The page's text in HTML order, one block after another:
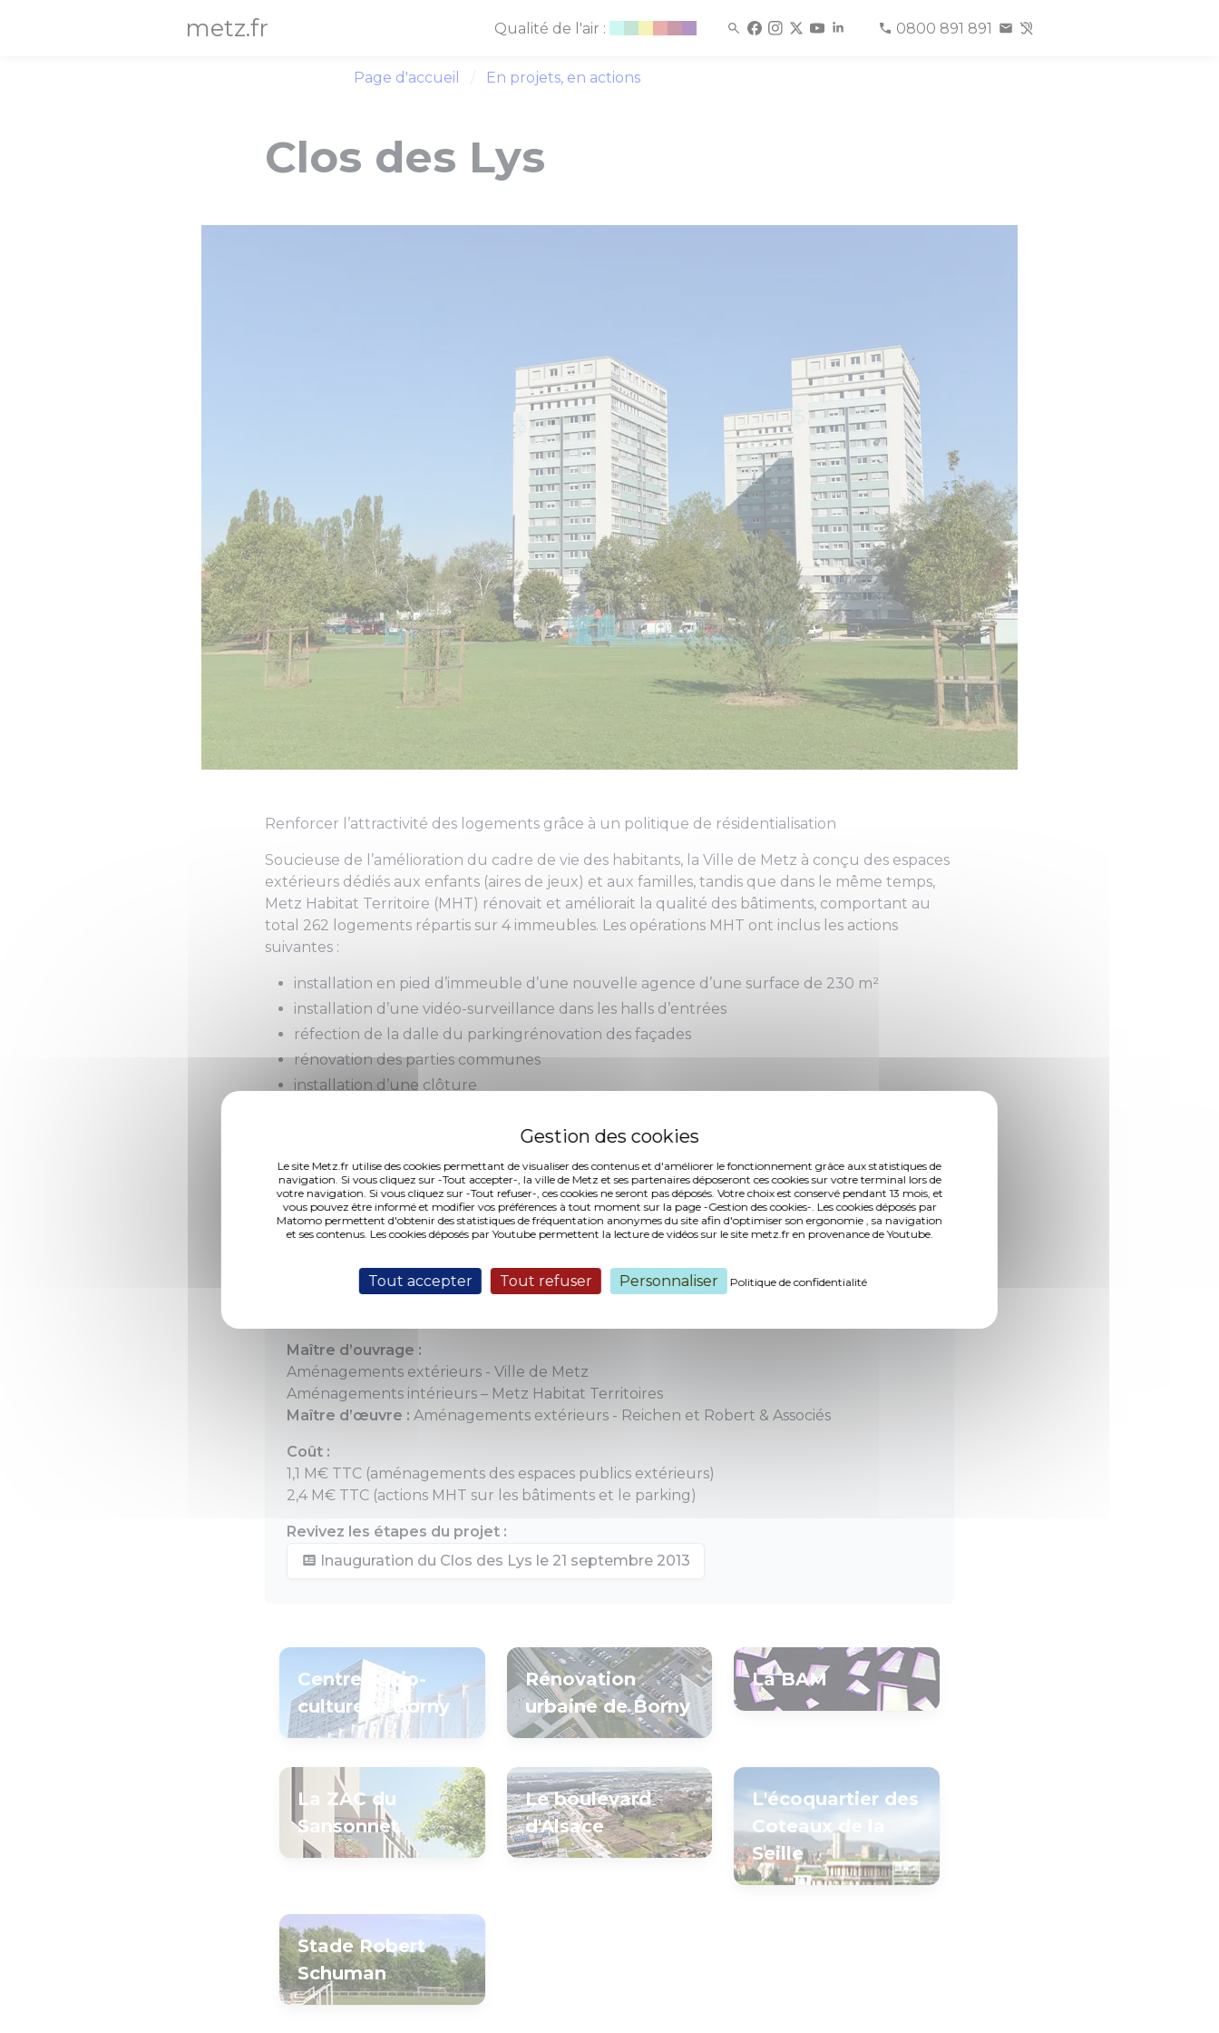
Le site Metz.fr utilise des cookies permettant de visualiser des contenus et d'améliorer le fonctionnement grâce aux statistiques de
navigation. Si vous cliquez sur -Tout accepter-, la ville de Metz et ses partenaires déposeront ces cookies sur votre terminal lors de
votre navigation. Si vous cliquez sur -Tout refuser-, ces cookies ne seront pas déposés. Votre choix est conservé pendant 13 mois, et
vous pouvez être informé et modifier vos préférences à tout moment sur la page -Gestion des cookies-. Les cookies déposés par
Matomo permettent d'obtenir des statistiques de fréquentation anonymes du site afin d'optimiser son ergonomie , sa navigation
et ses contenus. Les cookies déposés par Youtube permettent la lecture de vidéos sur le site metz.fr en provenance de Youtube.
Tout accepter Tout refuser Personnaliser Politique de confidentialité
metz.fr Qualité de l'air : 0800 891 891
Page d'accueil En projets, en actions
Clos des Lys
Renforcer l’attractivité des logements grâce à un politique de résidentialisation
Soucieuse de l’amélioration du cadre de vie des habitants, la Ville de Metz à conçu des espaces
extérieurs dédiés aux enfants (aires de jeux) et aux familles, tandis que dans le même temps,
Metz Habitat Territoire (MHT) rénovait et améliorait la qualité des bâtiments, comportant au
total 262 logements répartis sur 4 immeubles. Les opérations MHT ont inclus les actions
suivantes :
installation en pied d’immeuble d’une nouvelle agence d’une surface de 230 m²
installation d’une vidéo-surveillance dans les halls d’entrées
réfection de la dalle du parkingrénovation des façades
rénovation des parties communes
installation d’une clôture
création d’aménagements paysagers ont permis la sécurisation de l’ensemble immobilier. Des
Points d’Apport Volontaire (PAV) améliorent les conditions d’hygiène et renforcent la
prévention en matière d’incendie. Cet espace résidentiel bénéficie de la proximité immédiate
de la station METTIS “Guyenne”.
Début des travaux :novembre 2012
Maître d’ouvrage :
Aménagements extérieurs - Ville de Metz
Aménagements intérieurs – Metz Habitat Territoires
Maître d’œuvre : Aménagements extérieurs - Reichen et Robert & Associés
Coût :
1,1 M€ TTC (aménagements des espaces publics extérieurs)
2,4 M€ TTC (actions MHT sur les bâtiments et le parking)
Revivez les étapes du projet :
Inauguration du Clos des Lys le 21 septembre 2013
Centre socio-
culturel à Borny
Rénovation
urbaine de Borny
La BAM
La ZAC du
Sansonnet
Le boulevard
d'Alsace
L'écoquartier des
Coteaux de la
Seille
Stade Robert
Schuman